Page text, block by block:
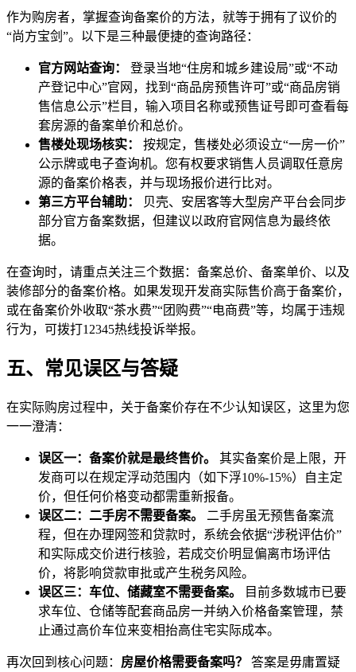
作为购房者，掌握查询备案价的方法，就等于拥有了议价的
“尚方宝剑”。以下是三种最便捷的查询路径：
官方网站查询：
登录当地“住房和城乡建设局”或“不动
产登记中心”官网，找到“商品房预售许可”或“商品房销
售信息公示”栏目，输入项目名称或预售证号即可查看每
套房源的备案单价和总价。
售楼处现场核实：
按规定，售楼处必须设立“一房一价”
公示牌或电子查询机。您有权要求销售人员调取任意房
源的备案价格表，并与现场报价进行比对。
第三方平台辅助：
贝壳、安居客等大型房产平台会同步
部分官方备案数据，但建议以政府官网信息为最终依
据。
在查询时，请重点关注三个数据：备案总价、备案单价、以及
装修部分的备案价格。如果发现开发商实际售价高于备案价，
或在备案价外收取“茶水费”“团购费”“电商费”等，均属于违规
行为，可拨打12345热线投诉举报。
五、常见误区与答疑
在实际购房过程中，关于备案价存在不少认知误区，这里为您
一一澄清：
误区一：备案价就是最终售价。
其实备案价是上限，开
发商可以在规定浮动范围内（如下浮10%-15%）自主定
价，但任何价格变动都需重新报备。
误区二：二手房不需要备案。
二手房虽无预售备案流
程，但在办理网签和贷款时，系统会依据“涉税评估价”
和实际成交价进行核验，若成交价明显偏离市场评估
价，将影响贷款审批或产生税务风险。
误区三：车位、储藏室不需要备案。
目前多数城市已要
求车位、仓储等配套商品房一并纳入价格备案管理，禁
止通过高价车位来变相抬高住宅实际成本。
再次回到核心问题： 房屋价格需要备案吗？
答案是毋庸置疑